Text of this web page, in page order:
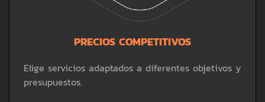
PRECIOS COMPETITIVOS
Elige servicios adaptados a diferentes objetivos y
presupuestos.